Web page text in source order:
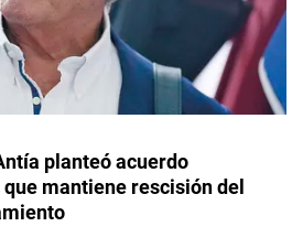
planteó acuerdo
mantiene rescisión del